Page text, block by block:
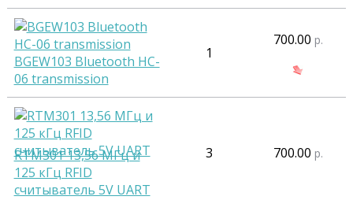
BGEW103 Bluetooth HC-
06 transmission
1
700.00 р.
RTM301 13,56 МГц и
125 кГц RFID
считыватель 5V UART
3 700.00 р.